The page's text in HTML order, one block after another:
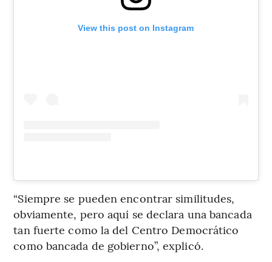
View this post on Instagram
“Siempre se pueden encontrar similitudes,
obviamente, pero aquí se declara una bancada
tan fuerte como la del Centro Democrático
como bancada de gobierno”, explicó.